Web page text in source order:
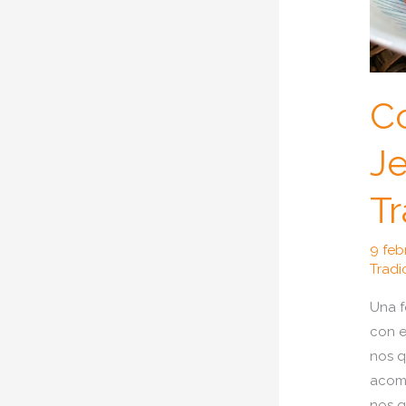
9
Una
con
nos